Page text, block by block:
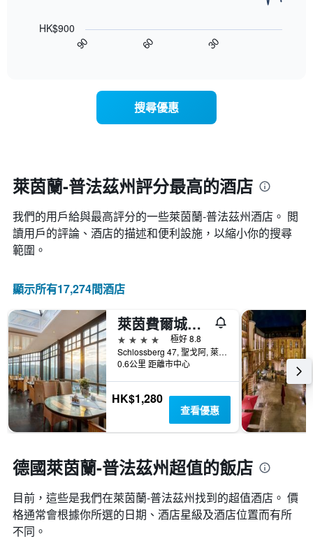
具
有
1
條
Y
軸，
過
三
天
內
找
到
的
今
晚
間
均
價
X
顯
示
按
星
類
飯
店
類
別。
此
圖
表
具
有
Y
軸，
顯
示
過
去
近，
房
的
變
化
情
此
圖
表
有
1
個
X
軸，
顯
示
距
離
訂
日
的
天
數
此
90 60 30
HK$900
搜尋優惠
萊茵蘭-普法茲州評分最高的酒店
我們的用戶給與最高評分的一些萊茵蘭-普法茲州酒店。 閲
讀用戶的評論、酒店的描述和便利設施，以縮小你的搜尋
範圍。
顯示所有17,274間酒店
萊茵費爾城堡浪漫酒店 - 聖哥亞
4星級
極好 8.8
Schlossberg 47, 聖戈阿, 萊茵蘭-普法茲邦, 德國
0.6公里 距離市中心
HK$1,280
查看優惠
德國萊茵蘭-普法茲州超值的飯店
目前，這些是我們在萊茵蘭-普法茲州找到的超值酒店。 價
格通常會根據你所選的日期、酒店星級及酒店位置而有所
不同。